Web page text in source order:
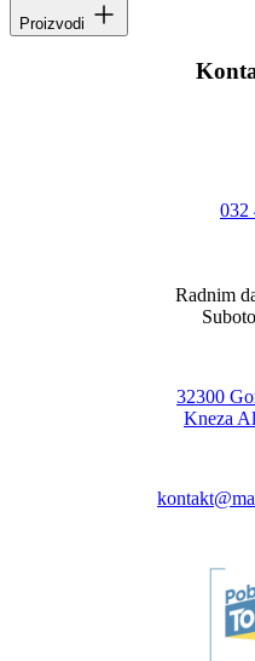
Proizvodi
032
Radnim
32300
Kneza